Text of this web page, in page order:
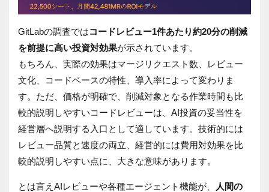
GitLabの調査ではコードレビュー1件あたり約20分の削減
を前提に高い投資対効果が示されています。
もちろん、実際の効果はマージリクエスト数、レビュー
文化、コードベースの特性、導入率によって変わりま
す。ただ、価格が明確で、削減対象となる作業時間も比
較的説明しやすいコードレビューは、AI投資の妥当性を
経営層へ説明する入口として適しています。技術的には
レビュー品質と速度の両立、経営的には費用対効果を比
較的説明しやすい点に、大きな意味があります。
とは言えAIレビューや各種エージェント機能が、
人間の